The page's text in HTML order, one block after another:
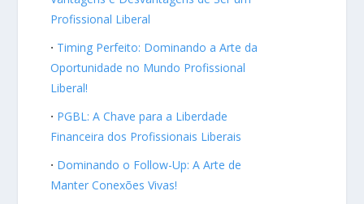
Profissional Liberal
Timing Perfeito: Dominando a Arte da
Oportunidade no Mundo Profissional
Liberal!
PGBL: A Chave para a Liberdade
Financeira dos Profissionais Liberais
Dominando o Follow-Up: A Arte de
Manter Conexões Vivas!